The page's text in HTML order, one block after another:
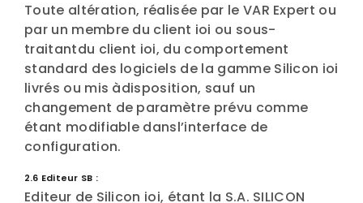
Toute altération, réalisée par le VAR Expert ou
par un membre du client ioi ou sous-
traitantdu client ioi, du comportement
standard des logiciels de la gamme Silicon ioi
livrés ou mis àdisposition, sauf un
changement de paramètre prévu comme
étant modifiable dansl’interface de
configuration.
2.6 Editeur SB :
Editeur de Silicon ioi, étant la S.A. SILICON